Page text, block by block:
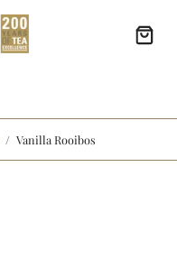
/ Vanilla Rooibos